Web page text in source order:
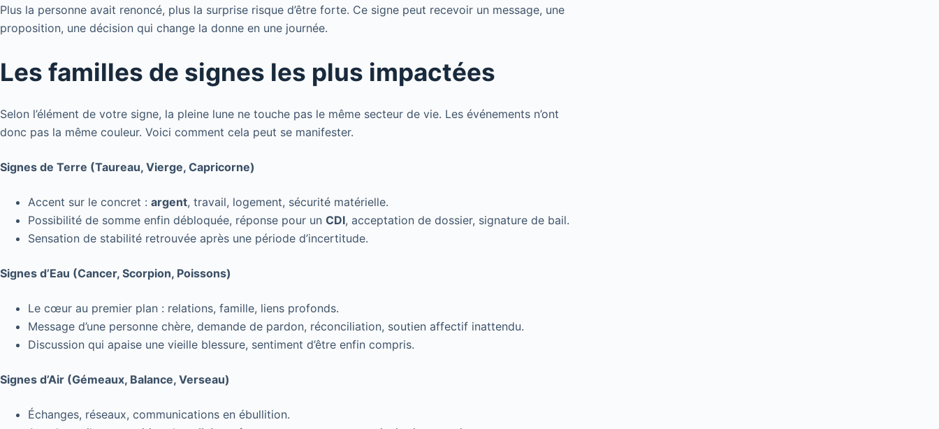
Plus la personne avait renoncé, plus la surprise risque d’être forte. Ce signe peut recevoir un message, une
proposition, une décision qui change la donne en une journée.
Les familles de signes les plus impactées
Selon l’élément de votre signe, la pleine lune ne touche pas le même secteur de vie. Les événements n’ont
donc pas la même couleur. Voici comment cela peut se manifester.
Signes de Terre (Taureau, Vierge, Capricorne)
Accent sur le concret : argent, travail, logement, sécurité matérielle.
Possibilité de somme enfin débloquée, réponse pour un CDI, acceptation de dossier, signature de bail.
Sensation de stabilité retrouvée après une période d’incertitude.
Signes d’Eau (Cancer, Scorpion, Poissons)
Le cœur au premier plan : relations, famille, liens profonds.
Message d’une personne chère, demande de pardon, réconciliation, soutien affectif inattendu.
Discussion qui apaise une vieille blessure, sentiment d’être enfin compris.
Signes d’Air (Gémeaux, Balance, Verseau)
Échanges, réseaux, communications en ébullition.